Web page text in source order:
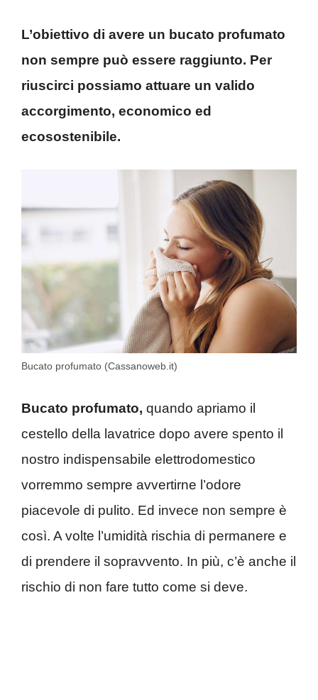
L’obiettivo di avere un bucato profumato
non sempre può essere raggiunto. Per
riuscirci possiamo attuare un valido
accorgimento, economico ed
ecosostenibile.
Bucato profumato (Cassanoweb.it)
Bucato profumato, quando apriamo il
cestello della lavatrice dopo avere spento il
nostro indispensabile elettrodomestico
vorremmo sempre avvertirne l’odore
piacevole di pulito. Ed invece non sempre è
così. A volte l’umidità rischia di permanere e
di prendere il sopravvento. In più, c’è anche il
rischio di non fare tutto come si deve.